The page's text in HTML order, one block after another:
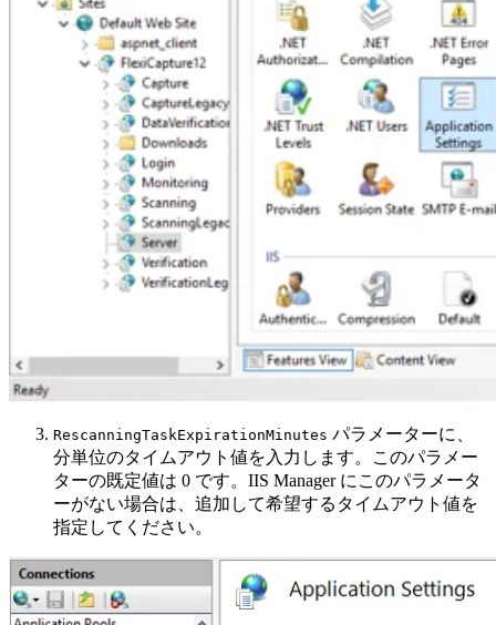
RescanningTaskExpirationMinutes パラメーターに、
分単位のタイムアウト値を入力します。このパラメー
ターの既定値は 0 です。IIS Manager にこのパラメータ
ーがない場合は、追加して希望するタイムアウト値を
指定してください。